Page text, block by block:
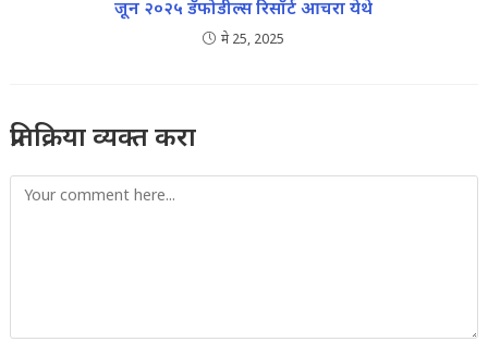
जून २०२५ डॅफोडील्स रिसॉर्ट आचरा येथे
मे 25, 2025
प्रतिक्रिया व्यक्त करा
Comment